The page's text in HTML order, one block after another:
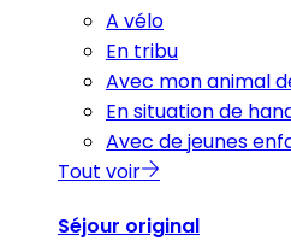
A vélo
En tribu
Avec mon animal
En situation de
Avec de jeunes
Tout voir
Séjour original